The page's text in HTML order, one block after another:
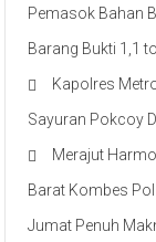
Pemasok Bahan
Barang Bukti 1,1
Kapolres
Sayuran Pokcoy
Merajut
Barat Kombes
Jumat Penuh